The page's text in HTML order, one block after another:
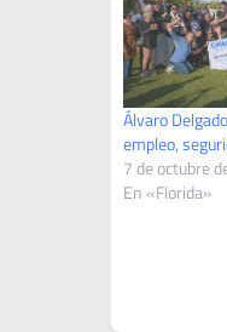
Álvaro
empleo,
7 de octubre
En «Florida»